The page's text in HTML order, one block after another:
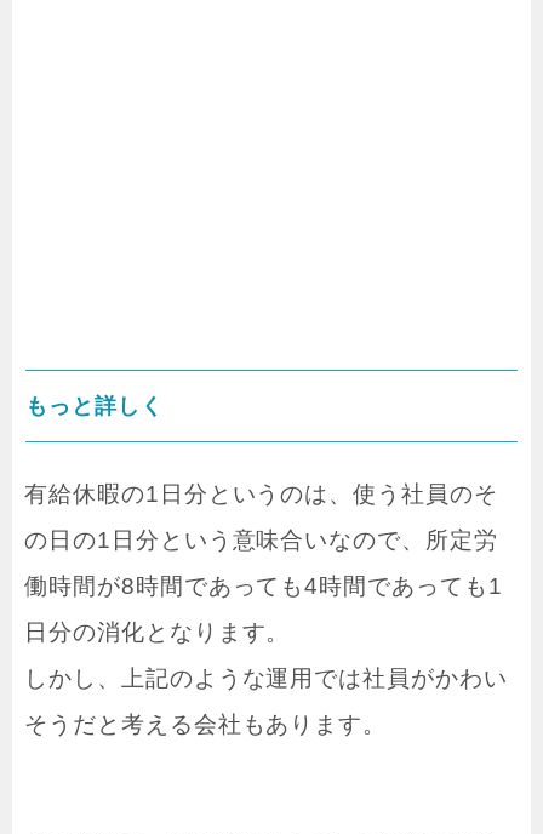
もっと詳しく
有給休暇の1日分というのは、使う社員のそ
の日の1日分という意味合いなので、所定労
働時間が8時間であっても4時間であっても1
日分の消化となります。
しかし、上記のような運用では社員がかわい
そうだと考える会社もあります。